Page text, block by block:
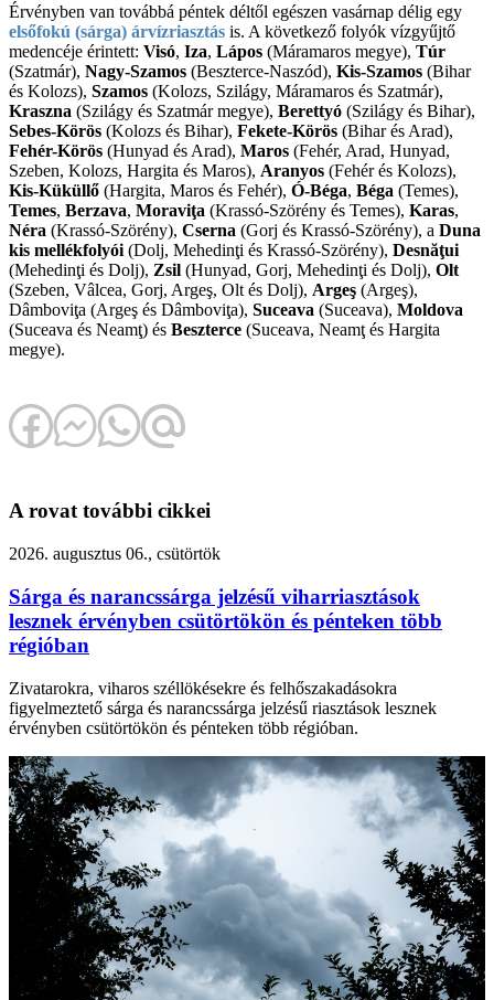
Érvényben van továbbá péntek déltől egészen vasárnap délig egy
elsőfokú (sárga) árvízriasztás is. A következő folyók vízgyűjtő
medencéje érintett: Visó, Iza, Lápos (Máramaros megye), Túr
(Szatmár), Nagy-Szamos (Beszterce-Naszód), Kis-Szamos (Bihar
és Kolozs), Szamos (Kolozs, Szilágy, Máramaros és Szatmár),
Kraszna (Szilágy és Szatmár megye), Berettyó (Szilágy és Bihar),
Sebes-Körös (Kolozs és Bihar), Fekete-Körös (Bihar és Arad),
Fehér-Körös (Hunyad és Arad), Maros (Fehér, Arad, Hunyad,
Szeben, Kolozs, Hargita és Maros), Aranyos (Fehér és Kolozs),
Kis-Küküllő (Hargita, Maros és Fehér), Ó-Béga, Béga (Temes),
Temes, Berzava, Moraviţa (Krassó-Szörény és Temes), Karas,
Néra (Krassó-Szörény), Cserna (Gorj és Krassó-Szörény), a Duna
kis mellékfolyói (Dolj, Mehedinţi és Krassó-Szörény), Desnăţui
(Mehedinţi és Dolj), Zsil (Hunyad, Gorj, Mehedinţi és Dolj), Olt
(Szeben, Vâlcea, Gorj, Argeş, Olt és Dolj), Argeş (Argeş),
Dâmboviţa (Argeş és Dâmboviţa), Suceava (Suceava), Moldova
(Suceava és Neamţ) és Beszterce (Suceava, Neamţ és Hargita
megye).
A rovat további cikkei
2026. augusztus 06., csütörtök
Sárga és narancssárga jelzésű viharriasztások
lesznek érvényben csütörtökön és pénteken több
régióban
Zivatarokra, viharos széllökésekre és felhőszakadásokra
figyelmeztető sárga és narancssárga jelzésű riasztások lesznek
érvényben csütörtökön és pénteken több régióban.